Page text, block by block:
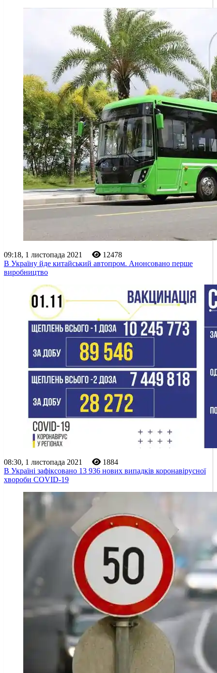
09:18, 1 листопада 2021
12478
В Україну йде китайський автопром. Анонсовано перше
виробництво
08:30, 1 листопада 2021
1884
В Україні зафіксовано 13 936 нових випадків коронавірусної
хвороби COVID-19